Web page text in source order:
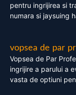
pentru ingrijirea si
numara si jaysuing
vopsea de par
Vopsea de Par
ingrijire a parului a
vasta de optiuni